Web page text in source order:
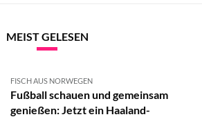
MEIST GELESEN
FISCH AUS NORWEGEN
Fußball schauen und gemeinsam
genießen: Jetzt ein Haaland-